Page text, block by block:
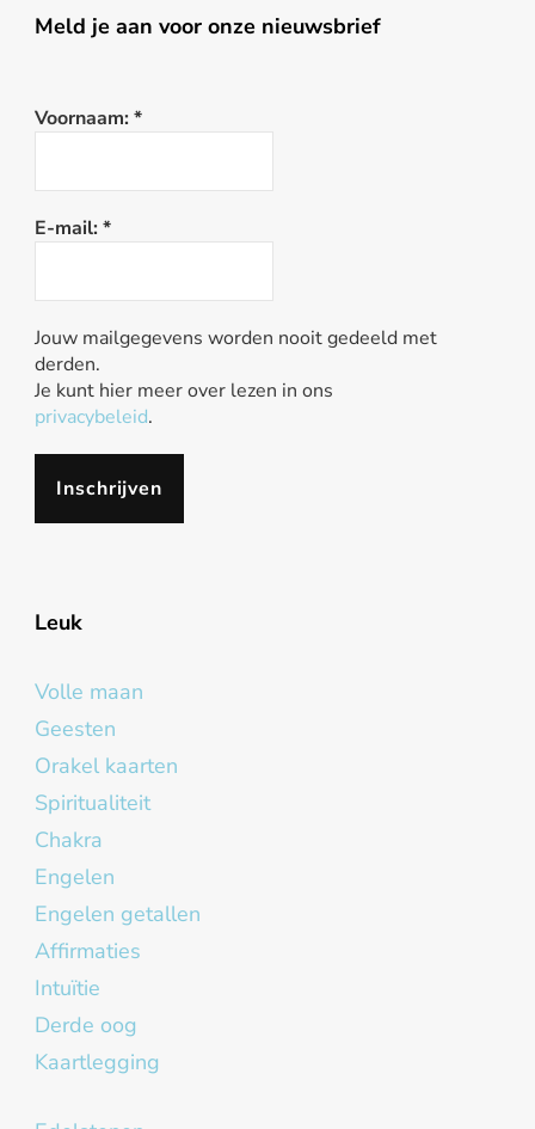
Meld je aan voor onze nieuwsbrief
Voornaam: *
E-mail: *
Jouw mailgegevens worden nooit gedeeld met
derden.
Je kunt hier meer over lezen in ons
privacybeleid.
Leuk
Volle maan
Geesten
Orakel kaarten
Spiritualiteit
Chakra
Engelen
Engelen getallen
Affirmaties
Intuïtie
Derde oog
Kaartlegging